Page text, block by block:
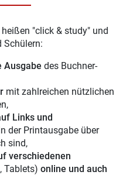
"click & study" und
Schülern:
Ausgabe des Buchner-
mit zahlreichen nützlichen
Links und
der Printausgabe über
sind,
verschiedenen
Tablets) online und auch